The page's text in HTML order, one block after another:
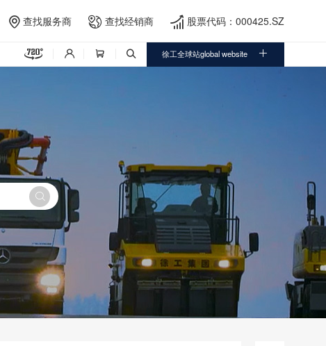
 查找服务商  查找经销商  股票代码：000425.SZ
    徐工全球站global website 
